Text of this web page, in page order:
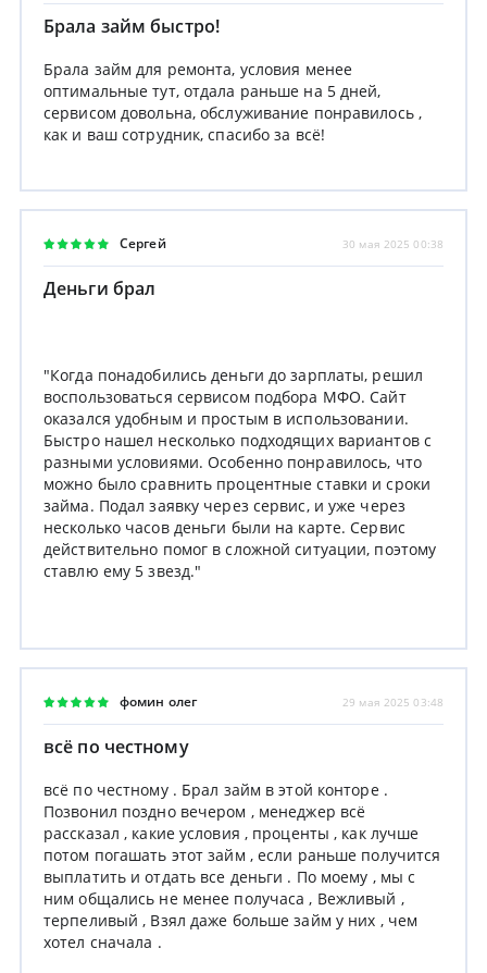
Брала займ быстро!
Брала займ для ремонта, условия менее
оптимальные тут, отдала раньше на 5 дней,
сервисом довольна, обслуживание понравилось ,
как и ваш сотрудник, спасибо за всё!
Сергей 30 мая 2025 00:38
Деньги брал
"Когда понадобились деньги до зарплаты, решил
воспользоваться сервисом подбора МФО. Сайт
оказался удобным и простым в использовании.
Быстро нашел несколько подходящих вариантов с
разными условиями. Особенно понравилось, что
можно было сравнить процентные ставки и сроки
займа. Подал заявку через сервис, и уже через
несколько часов деньги были на карте. Сервис
действительно помог в сложной ситуации, поэтому
ставлю ему 5 звезд."
фомин олег 29 мая 2025 03:48
всё по честному
всё по честному . Брал займ в этой конторе .
Позвонил поздно вечером , менеджер всё
рассказал , какие условия , проценты , как лучше
потом погашать этот займ , если раньше получится
выплатить и отдать все деньги . По моему , мы с
ним общались не менее получаса , Вежливый ,
терпеливый , Взял даже больше займ у них , чем
хотел сначала .